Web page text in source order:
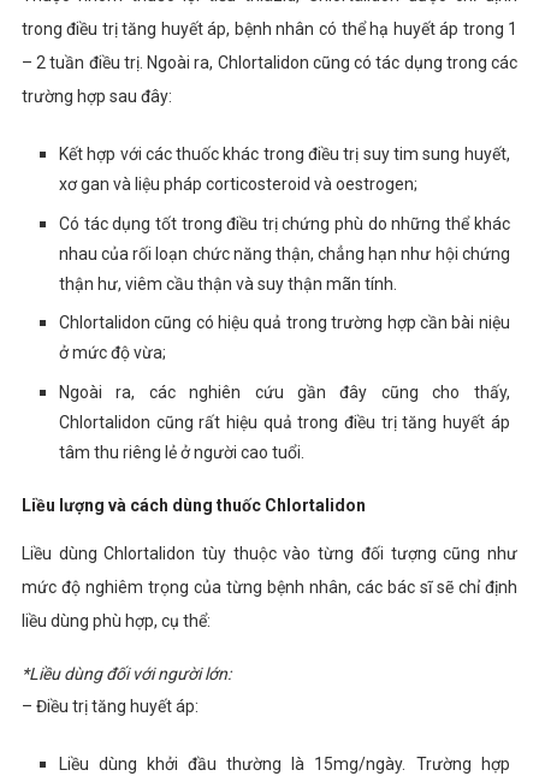
trong điều trị tăng huyết áp, bệnh nhân có thể hạ huyết áp trong 1
– 2 tuần điều trị. Ngoài ra, Chlortalidon cũng có tác dụng trong các
trường hợp sau đây:
Kết hợp với các thuốc khác trong điều trị suy tim sung huyết,
xơ gan và liệu pháp corticosteroid và oestrogen;
Có tác dụng tốt trong điều trị chứng phù do những thể khác
nhau của rối loạn chức năng thận, chẳng hạn như hội chứng
thận hư, viêm cầu thận và suy thận mãn tính.
Chlortalidon cũng có hiệu quả trong trường hợp cần bài niệu
ở mức độ vừa;
Ngoài ra, các nghiên cứu gần đây cũng cho thấy,
Chlortalidon cũng rất hiệu quả trong điều trị tăng huyết áp
tâm thu riêng lẻ ở người cao tuổi.
Liều lượng và cách dùng thuốc Chlortalidon
Liều dùng Chlortalidon tùy thuộc vào từng đối tượng cũng như
mức độ nghiêm trọng của từng bệnh nhân, các bác sĩ sẽ chỉ định
liều dùng phù hợp, cụ thể:
*Liều dùng đối với người lớn:
– Điều trị tăng huyết áp:
Liều dùng khởi đầu thường là 15mg/ngày. Trường hợp